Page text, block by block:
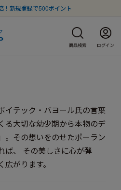
！新規登録で500ポイント
商品検索 ログイン
イテック・バヨール氏の言葉
る大切な幼少期から本物のデ
。その想いをのせたポーラン
ば、 その美しさに心が弾
がります。